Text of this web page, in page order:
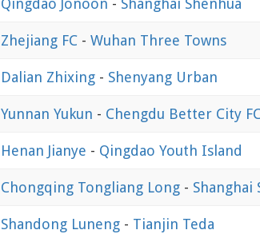
Qingdao Jonoon - Shanghai Shenhua
Zhejiang FC - Wuhan Three Towns
Dalian Zhixing - Shenyang Urban
Yunnan Yukun - Chengdu Better City
Henan Jianye - Qingdao Youth Island
Chongqing Tongliang Long - Shanghai
Shandong Luneng - Tianjin Teda